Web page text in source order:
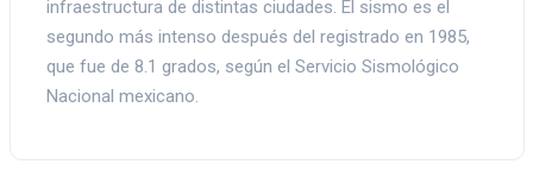
infraestructura de distintas ciudades. El sismo es el
segundo más intenso después del registrado en 1985,
que fue de 8.1 grados, según el Servicio Sismológico
Nacional mexicano.